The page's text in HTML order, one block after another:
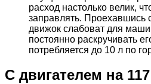
расход настолько велик,
заправлять. Проехавшись
движок слабоват для
постоянно раскручивать
потребляется до 10 л по
С двигателем на